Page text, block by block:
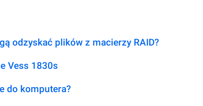
odzyskać plików z macierzy RAID?
Vess 1830s
do komputera?